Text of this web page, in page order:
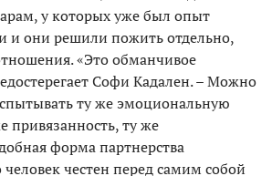
у которых уже был опыт
и они решили пожить отдельно,
«Это обманчивое
Софи Кадален. – Можно
ту же эмоциональную
привязанность, ту же
форма партнерства
человек честен перед самим собой